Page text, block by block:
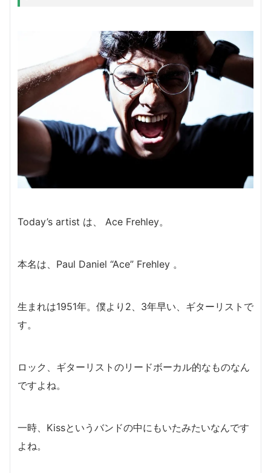
Today’s artist は、 Ace Frehley。
本名は、Paul Daniel “Ace” Frehley 。
生まれは1951年。僕より2、3年早い、ギターリストで
す。
ロック、ギターリストのリードボーカル的なものなん
ですよね。
一時、Kissというバンドの中にもいたみたいなんです
よね。